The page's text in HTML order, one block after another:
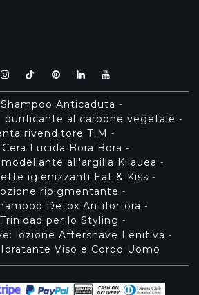
Anticaduta -
purificante al carbone vegetale -
rivenditore TIM -
Lucida Bora Bora -
all'argilla Kilauea -
igienizzanti Eat & Kiss -
ripigmentante -
Detox Antiforfora -
per lo Styling -
lozione Aftershave Lenitiva -
Viso e Corpo Uomo